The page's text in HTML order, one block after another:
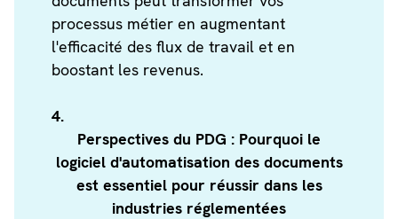
processus métier en augmentant
l'efficacité des flux de travail et en
boostant les revenus.
4.
Perspectives du PDG : Pourquoi le
logiciel d'automatisation des documents
est essentiel pour réussir dans les
industries réglementées